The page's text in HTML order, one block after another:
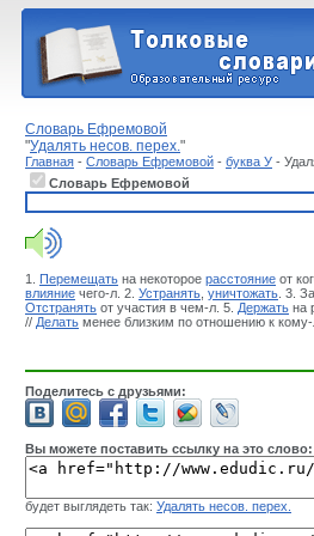
Словарь Ефремовой
"Удалять несов. перех."
Главная - Словарь Ефремовой - буква У -
Словарь Ефремовой
1. Перемещать на некоторое расстояние от
влияние чего-л. 2. Устранять уничтожать . 3.
Отстранять от участия в чем-л. 5. Держать на
// Делать менее близким по отношению к
Поделитесь с друзьями:
Вы можете поставить ссылку на это слово:
будет выглядеть так: Удалять несов. перех.